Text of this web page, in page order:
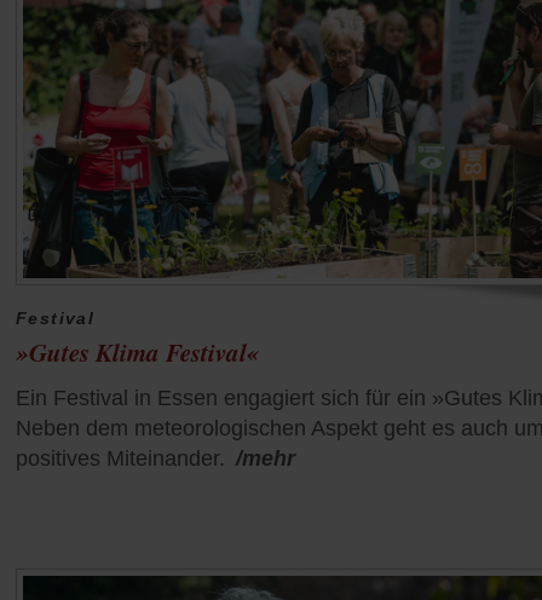
Festival
»Gutes Klima Festival«
Ein Festival in Essen engagiert sich für ein »Gutes
Neben dem meteorologischen Aspekt geht es auch
positives Miteinander. /mehr